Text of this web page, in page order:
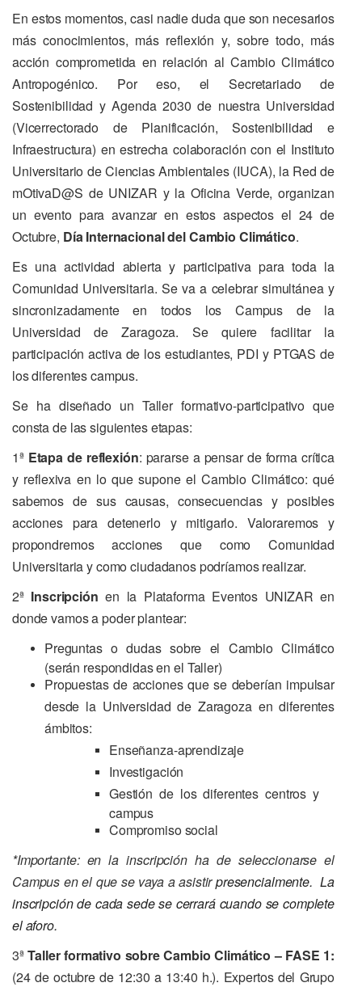
En estos momentos, casi nadie duda que son necesarios
más conocimientos, más reflexión y, sobre todo, más
acción comprometida en relación al Cambio Climático
Antropogénico. Por eso, el Secretariado de
Sostenibilidad y Agenda 2030 de nuestra Universidad
(Vicerrectorado de Planificación, Sostenibilidad e
Infraestructura) en estrecha colaboración con el Instituto
Universitario de Ciencias Ambientales (IUCA), la Red de
mOtivaD@S de UNIZAR y la Oficina Verde, organizan
un evento para avanzar en estos aspectos el 24 de
Octubre, Día Internacional del Cambio Climático.
Es una actividad abierta y participativa para toda la
Comunidad Universitaria. Se va a celebrar simultánea y
sincronizadamente en todos los Campus de la
Universidad de Zaragoza. Se quiere facilitar la
participación activa de los estudiantes, PDI y PTGAS de
los diferentes campus.
Se ha diseñado un Taller formativo-participativo que
consta de las siguientes etapas:
1ª Etapa de reflexión: pararse a pensar de forma crítica
y reflexiva en lo que supone el Cambio Climático: qué
sabemos de sus causas, consecuencias y posibles
acciones para detenerlo y mitigarlo. Valoraremos y
propondremos acciones que como Comunidad
Universitaria y como ciudadanos podríamos realizar.
2ª Inscripción en la Plataforma Eventos UNIZAR en
donde vamos a poder plantear:
Preguntas o dudas sobre el Cambio Climático
(serán respondidas en el Taller)
Propuestas de acciones que se deberían impulsar
desde la Universidad de Zaragoza en diferentes
ámbitos:
Enseñanza-aprendizaje
Investigación
Gestión de los diferentes centros y
campus
Compromiso social
*Importante: en la inscripción ha de seleccionarse el
Campus en el que se vaya a asistirpresencialmente. La
inscripción de cada sede se cerrará cuando se complete
el aforo.
3ªTaller formativo sobre Cambio Climático – FASE 1:
(24 de octubre de 12:30 a 13:40 h.). Expertos del Grupo